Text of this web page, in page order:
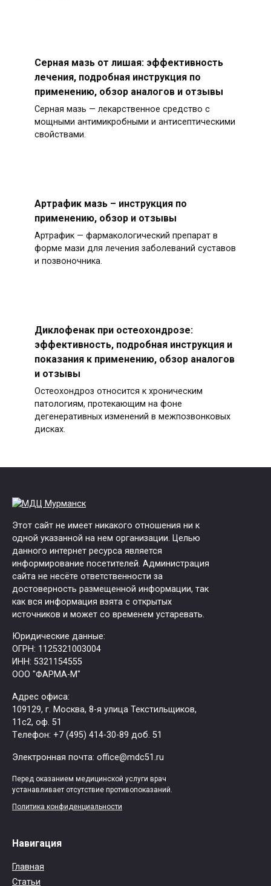
Серная мазь от лишая: эффективность
лечения, подробная инструкция по
применению, обзор аналогов и отзывы
Серная мазь — лекарственное средство с
мощными антимикробными и антисептическими
свойствами.
Артрафик мазь – инструкция по
применению, обзор и отзывы
Артрафик — фармакологический препарат в
форме мази для лечения заболеваний суставов
и позвоночника.
Диклофенак при остеохондрозе:
эффективность, подробная инструкция и
показания к применению, обзор аналогов
и отзывы
Остеохондроз относится к хроническим
патологиям, протекающим на фоне
дегенеративных изменений в межпозвонковых
дисках.
Этот сайт не имеет никакого отношения ни к
одной указанной на нем организации. Целью
данного интернет ресурса является
информирование посетителей. Администрация
сайта не несёте ответственности за
достоверность размещенной информации, так
как вся информация взята с открытых
источников и может со временем устаревать.
Юридические данные:
ОГРН: 1125321003004
ИНН: 5321154555
ООО "ФАРМА-М"
Адрес офиса:
109129, г. Москва, ​8-я улица Текстильщиков,
11с2, оф. 51
Tелефон: +7 (495) 414-30-89 доб. 51
Электронная почта: office@mdc51.ru
Перед оказанием медицинской услуги врач
устанавливает отсутствие противопоказаний.
Политика конфиденциальности
Навигация
Главная
Статьи